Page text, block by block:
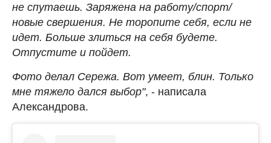
не спутаешь. Заряжена на работу/спорт/
новые свершения. Не торопите себя, если не
идет. Больше злиться на себя будете.
Отпустите и пойдет.
Фото делал Сережа. Вот умеет, блин. Только
мне тяжело дался выбор", - написала
Александрова.